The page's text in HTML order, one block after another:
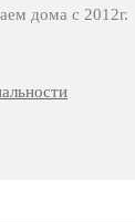
дома с 2012г.